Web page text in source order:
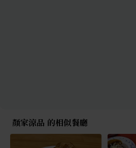
顏家涼品 的相似餐廳